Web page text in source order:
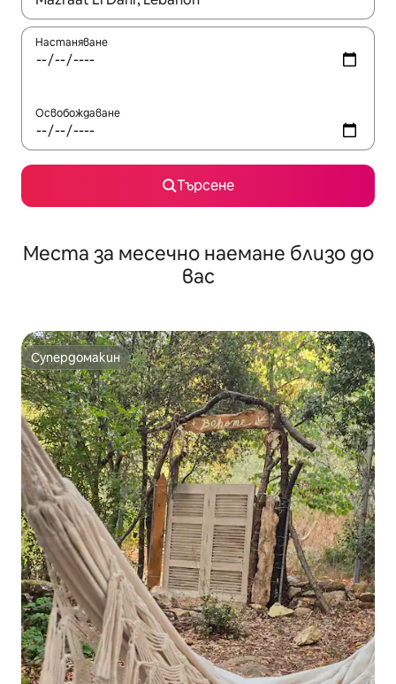
Настаняване
Освобождаване
Търсене
Места за месечно наемане близо до
вас
Супердомакин
Супердомакин